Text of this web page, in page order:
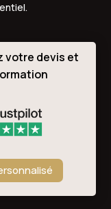
votre devis et